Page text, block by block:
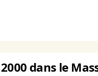
dans le